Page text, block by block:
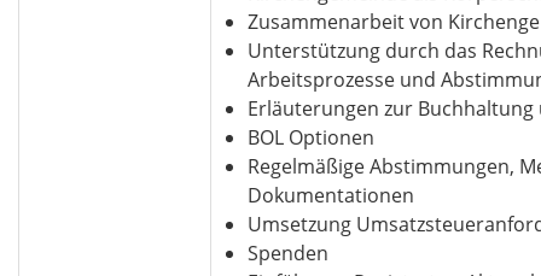
Zusammenarbeit von
Unterstützung durch das
Arbeitsprozesse und
Erläuterungen zur Buchhaltung
BOL Optionen
Regelmäßige Abstimmungen,
Dokumentationen
Umsetzung
Spenden